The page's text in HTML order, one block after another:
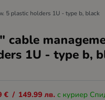
5 plastic holders 1U - type b, black
cable
1U - type b,
€ / 149.99 лв. с куриер